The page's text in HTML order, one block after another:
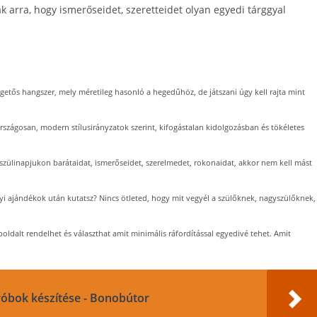
arra, hogy ismerőseidet, szeretteidet olyan egyedi tárggyal
hangszer, mely méretileg hasonló a hegedűhöz, de játszani úgy kell rajta mint
modern stílusirányzatok szerint, kifogástalan kidolgozásban és tökéletes
barátaidat, ismerőseidet, szerelmedet, rokonaidat, akkor nem kell mást
ajándékok után kutatsz? Nincs ötleted, hogy mit vegyél a szülőknek, nagyszülőknek,
rendelhet és választhat amit minimális ráfordítással egyedivé tehet. Amit
készítése - Bonobútor